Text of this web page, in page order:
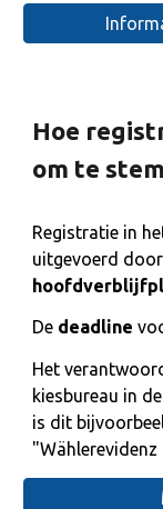
Hoe
om te
Registratie in
uitgevoerd
De deadline
Het
kiesbureau in de
is dit